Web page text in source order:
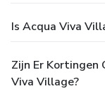
Is Acqua Viva
Zijn Er Kortingen
Viva Village?